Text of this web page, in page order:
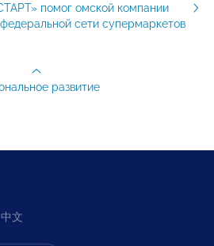
помог омской компании
сети супермаркетов
развитие
中文